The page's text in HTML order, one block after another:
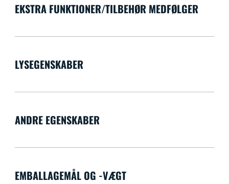
EKSTRA FUNKTIONER/TILBEHØR MEDFØLGER
LYSEGENSKABER
ANDRE EGENSKABER
EMBALLAGEMÅL OG -VÆGT